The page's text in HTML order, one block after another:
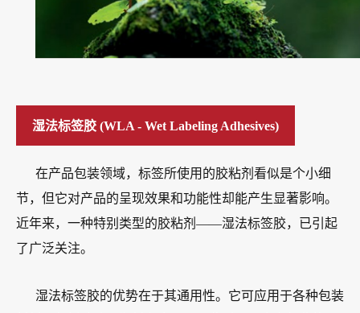
湿法标签胶 (WLA - Wet Labeling Adhesives)
在产品包装领域，标签所使用的胶粘剂看似是个小细
节，但它对产品的呈现效果和功能性却能产生显著影响。
近年来，一种特别类型的胶粘剂——湿法标签胶，已引起
了广泛关注。
湿法标签胶的优势在于其通用性。它可应用于各种包装